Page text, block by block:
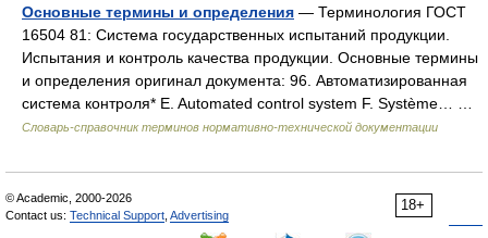
Основные термины и определения — Терминология ГОСТ
16504 81: Система государственных испытаний продукции.
Испытания и контроль качества продукции. Основные термины
и определения оригинал документа: 96. Автоматизированная
система контроля* E. Automated control system F. Système… …
Словарь-справочник терминов нормативно-технической документации
18+
© Academic, 2000-2026
Contact us: Technical Support Advertising